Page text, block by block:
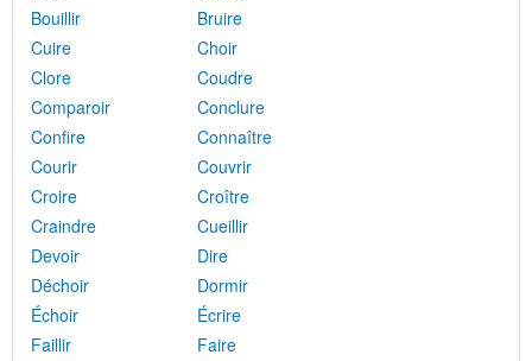
Bouillir
Bruire
Cuire
Choir
Clore
Coudre
Comparoir
Conclure
Confire
Connaître
Courir
Couvrir
Croire
Croître
Craindre
Cueillir
Devoir
Dire
Déchoir
Dormir
Échoir
Écrire
Faillir
Faire